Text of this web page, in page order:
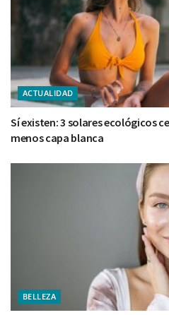
ACTUALIDAD
Sí existen: 3 solares ecológicos
menos capa blanca
BELLEZA